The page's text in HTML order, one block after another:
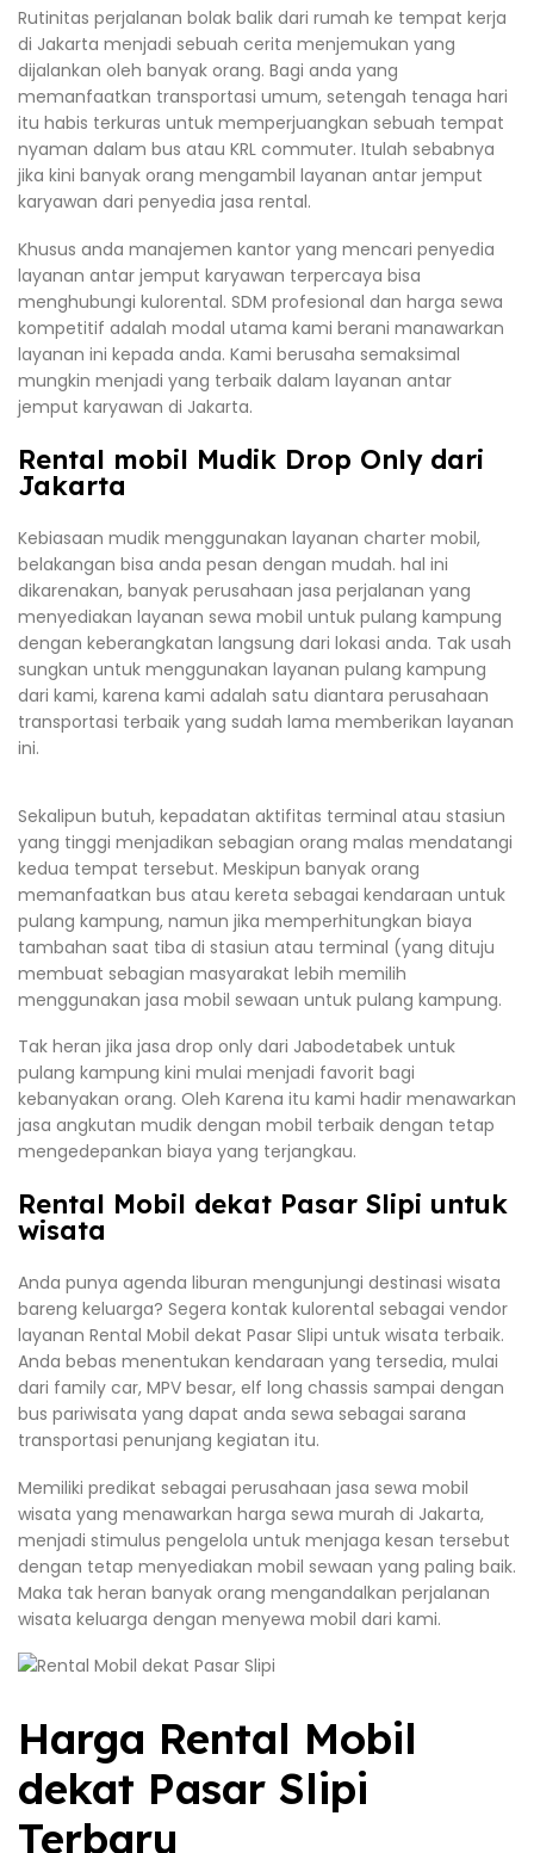
Rutinitas perjalanan bolak balik dari rumah ke tempat kerja
di Jakarta menjadi sebuah cerita menjemukan yang
dijalankan oleh banyak orang. Bagi anda yang
memanfaatkan transportasi umum, setengah tenaga hari
itu habis terkuras untuk memperjuangkan sebuah tempat
nyaman dalam bus atau KRL commuter. Itulah sebabnya
jika kini banyak orang mengambil layanan antar jemput
karyawan dari penyedia jasa rental.
Khusus anda manajemen kantor yang mencari penyedia
layanan antar jemput karyawan terpercaya bisa
menghubungi kulorental. SDM profesional dan harga sewa
kompetitif adalah modal utama kami berani manawarkan
layanan ini kepada anda. Kami berusaha semaksimal
mungkin menjadi yang terbaik dalam layanan antar
jemput karyawan di Jakarta.
Rental mobil Mudik Drop Only dari
Jakarta
Kebiasaan mudik menggunakan layanan charter mobil,
belakangan bisa anda pesan dengan mudah. hal ini
dikarenakan, banyak perusahaan jasa perjalanan yang
menyediakan layanan sewa mobil untuk pulang kampung
dengan keberangkatan langsung dari lokasi anda. Tak usah
sungkan untuk menggunakan layanan pulang kampung
dari kami, karena kami adalah satu diantara perusahaan
transportasi terbaik yang sudah lama memberikan layanan
ini.
Sekalipun butuh, kepadatan aktifitas terminal atau stasiun
yang tinggi menjadikan sebagian orang malas mendatangi
kedua tempat tersebut. Meskipun banyak orang
memanfaatkan bus atau kereta sebagai kendaraan untuk
pulang kampung, namun jika memperhitungkan biaya
tambahan saat tiba di stasiun atau terminal (yang dituju
membuat sebagian masyarakat lebih memilih
menggunakan jasa mobil sewaan untuk pulang kampung.
Tak heran jika jasa drop only dari Jabodetabek untuk
pulang kampung kini mulai menjadi favorit bagi
kebanyakan orang. Oleh Karena itu kami hadir menawarkan
jasa angkutan mudik dengan mobil terbaik dengan tetap
mengedepankan biaya yang terjangkau.
Rental Mobil dekat Pasar Slipi untuk
wisata
Anda punya agenda liburan mengunjungi destinasi wisata
bareng keluarga? Segera kontak kulorental sebagai vendor
layanan Rental Mobil dekat Pasar Slipi untuk wisata terbaik.
Anda bebas menentukan kendaraan yang tersedia, mulai
dari family car, MPV besar, elf long chassis sampai dengan
bus pariwisata yang dapat anda sewa sebagai sarana
transportasi penunjang kegiatan itu.
Memiliki predikat sebagai perusahaan jasa sewa mobil
wisata yang menawarkan harga sewa murah di Jakarta,
menjadi stimulus pengelola untuk menjaga kesan tersebut
dengan tetap menyediakan mobil sewaan yang paling baik.
Maka tak heran banyak orang mengandalkan perjalanan
wisata keluarga dengan menyewa mobil dari kami.
Harga Rental Mobil
dekat Pasar Slipi
Terbaru